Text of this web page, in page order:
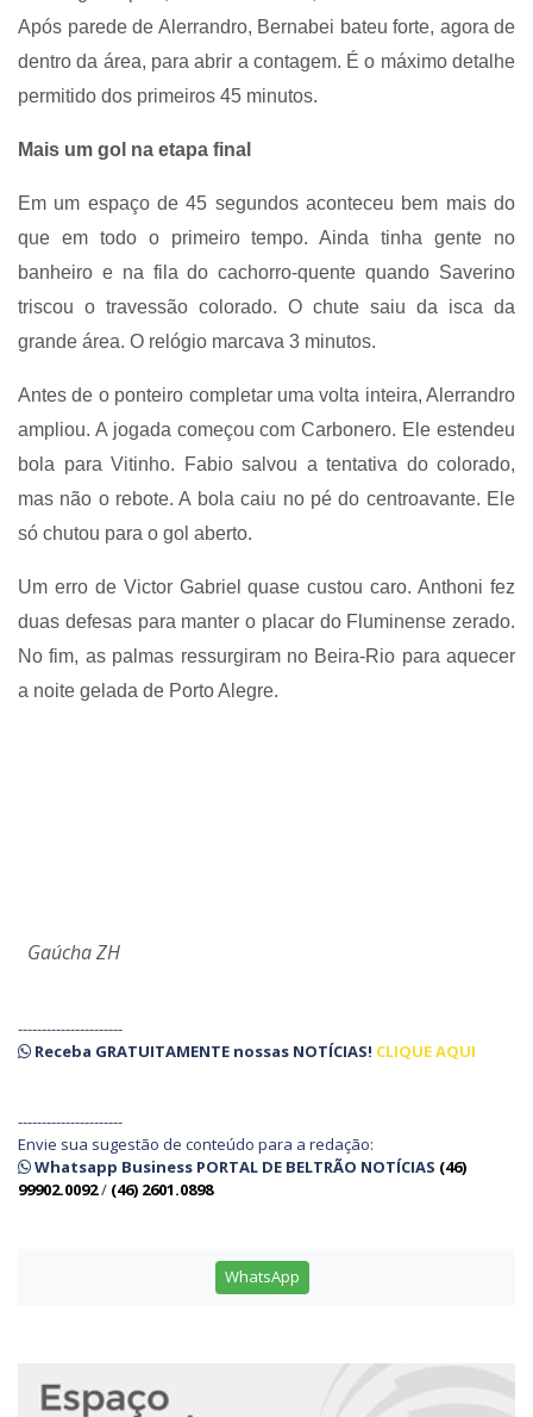
Após parede de Alerrandro, Bernabei bateu forte, agora de
dentro da área, para abrir a contagem. É o máximo detalhe
permitido dos primeiros 45 minutos.
Mais um gol na etapa final
Em um espaço de 45 segundos aconteceu bem mais do
que em todo o primeiro tempo. Ainda tinha gente no
banheiro e na fila do cachorro-quente quando Saverino
triscou o travessão colorado. O chute saiu da isca da
grande área. O relógio marcava 3 minutos.
Antes de o ponteiro completar uma volta inteira, Alerrandro
ampliou. A jogada começou com Carbonero. Ele estendeu
bola para Vitinho. Fabio salvou a tentativa do colorado,
mas não o rebote. A bola caiu no pé do centroavante. Ele
só chutou para o gol aberto.
Um erro de Victor Gabriel quase custou caro. Anthoni fez
duas defesas para manter o placar do Fluminense zerado.
No fim, as palmas ressurgiram no Beira-Rio para aquecer
a noite gelada de Porto Alegre.
Gaúcha ZH
----------------------
Receba GRATUITAMENTE nossas NOTÍCIAS! CLIQUE AQUI
----------------------
Envie sua sugestão de conteúdo para a redação:
Whatsapp Business PORTAL DE BELTRÃO NOTÍCIAS (46)
99902.0092/ (46) 2601.0898
WhatsApp